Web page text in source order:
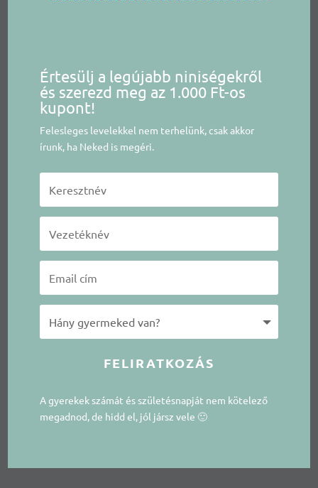
Értesülj a legújabb niniségekről
és szerezd meg az 1.000 Ft-os
kupont!
Felesleges levelekkel nem terhelünk, csak akkor
írunk, ha Neked is megéri.
FELIRATKOZÁS
A gyerekek számát és születésnapját nem kötelező
megadnod, de hidd el, jól jársz vele 🙂